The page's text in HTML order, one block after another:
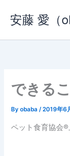
ス
安藤 愛（
できる
Byobaba/2019年6
ペット食育協会®︎